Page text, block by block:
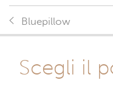
Bluepillow
Scegli il